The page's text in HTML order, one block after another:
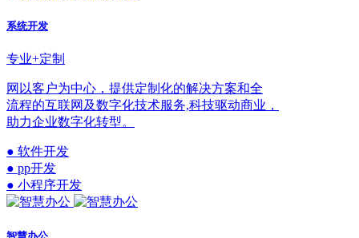
系统开发
专业+定制
网以客户为中心，提供定制化的解决方案和全
流程的互联网及数字化技术服务,科技驱动商业，
助力企业数字化转型。
● 软件开发
● pp开发
● 小程序开发